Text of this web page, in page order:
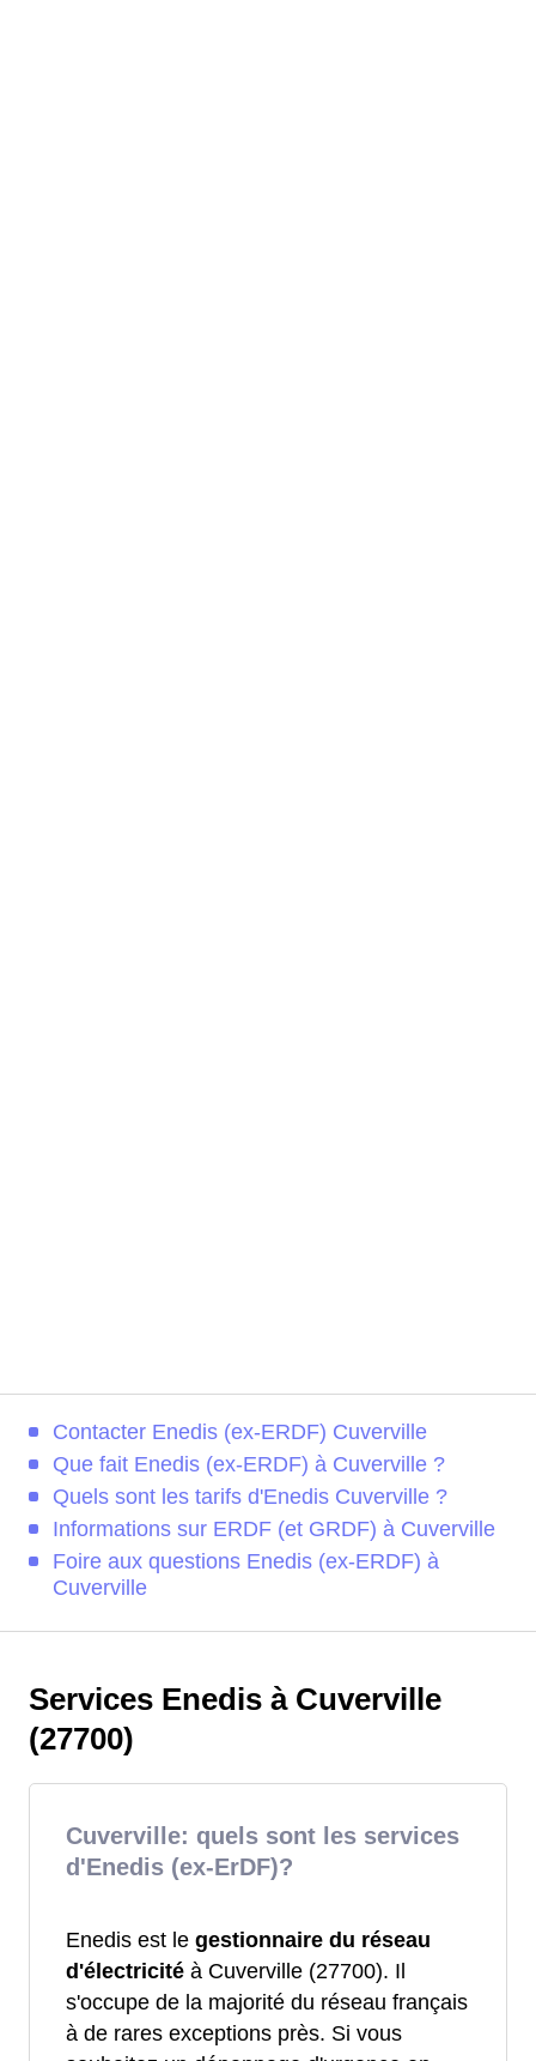
Contacter Enedis (ex-ERDF) Cuverville
Que fait Enedis (ex-ERDF) à Cuverville ?
Quels sont les tarifs d'Enedis Cuverville ?
Informations sur ERDF (et GRDF) à Cuverville
Foire aux questions Enedis (ex-ERDF) à
Cuverville
Services Enedis à Cuverville
(27700)
Cuverville: quels sont les services
d'Enedis (ex-ErDF)?
Enedis est le gestionnaire du réseau
d'électricité à Cuverville (27700). Il
s'occupe de la majorité du réseau français
à de rares exceptions près. Si vous